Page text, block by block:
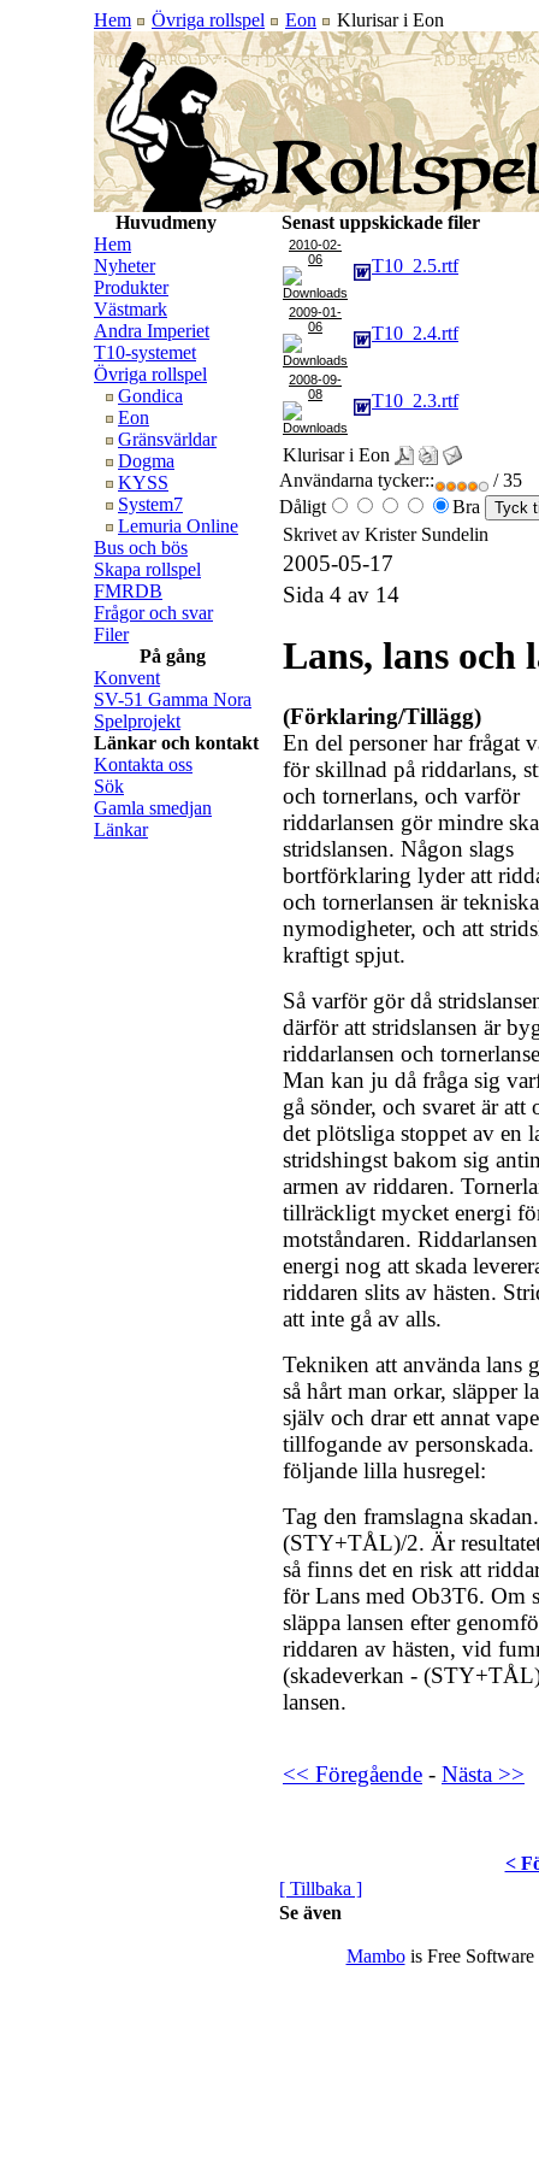
Hem Övriga rollspel Eon Klurisar i Eon
Huvudmeny
Hem
Nyheter
Produkter
Västmark
Andra Imperiet
T10-systemet
Övriga rollspel
Gondica
Eon
Gränsvärldar
Dogma
KYSS
System7
Lemuria Online
Bus och bös
Skapa rollspel
FMRDB
Frågor och svar
Filer
På gång
Konvent
SV-51 Gamma Nora
Spelprojekt
Länkar och kontakt
Kontakta oss
Sök
Gamla smedjan
Länkar
Senast uppskickade filer
2010-02-
06
T10_2.5.rtf
2009-01-
06
T10_2.4.rtf
2008-09-
08
T10_2.3.rtf
Klurisar i Eon
Användarna tycker::
/ 35
Dåligt
Bra
Skrivet av Krister Sundelin
2005-05-17
Sida 4 av 14
Lans, lans och
(Förklaring/Tillägg)
En del personer har frågat
för skillnad på riddarlans,
och tornerlans, och varför
riddarlansen gör mindre
stridslansen. Någon slags
bortförklaring lyder att
och tornerlansen är tekniska
nymodigheter, och att
kraftigt spjut.
Så varför gör då
därför att stridslansen är
riddarlansen och
Man kan ju då fråga sig
gå sönder, och svaret är
det plötsliga stoppet av en
stridshingst bakom sig
armen av riddaren.
tillräckligt mycket energi
motståndaren.
energi nog att skada
riddaren slits av hästen.
att inte gå av alls.
Tekniken att använda lans
så hårt man orkar, släpper
själv och drar ett annat
tillfogande av
följande lilla husregel:
Tag den framslagna
(STY+TÅL)/2. Är
så finns det en risk att
för Lans med Ob3T6. Om
släppa lansen efter
riddaren av hästen, vid
(skadeverkan -
lansen.
<< Föregående - Nästa >>
<
[ Tillbaka ]
Se även
Mambois Free Software